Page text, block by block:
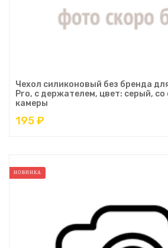
Чехол силиконовый без бренда
Pro, с держателем, цвет: серый, со
камеры
195 ₽
НОВИНКА